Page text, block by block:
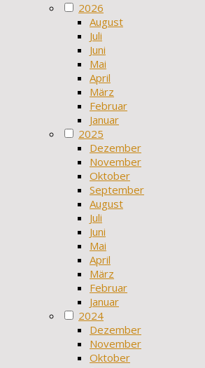
2026
August
Juli
Juni
Mai
April
März
Februar
Januar
2025
Dezember
November
Oktober
September
August
Juli
Juni
Mai
April
März
Februar
Januar
2024
Dezember
November
Oktober